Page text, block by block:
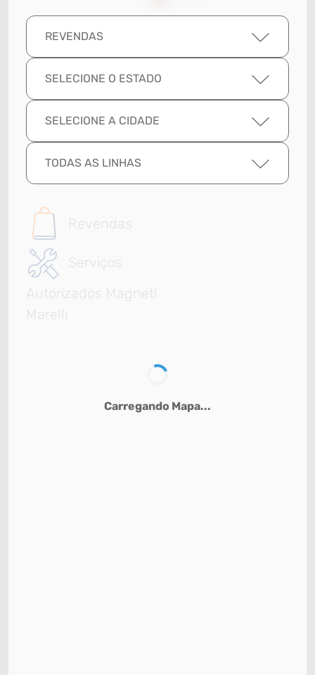
REVENDAS
SELECIONE O ESTADO
SELECIONE A CIDADE
TODAS AS LINHAS
Revendas
Serviços
Autorizados Magneti
Marelli
Carregando Mapa...